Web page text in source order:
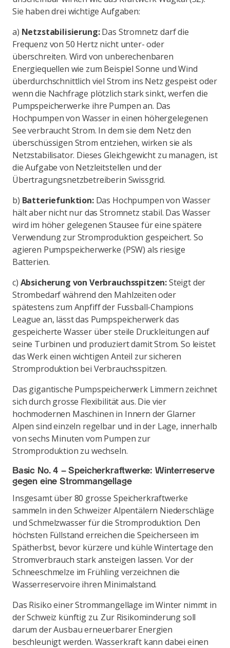
Sie haben drei wichtige Aufgaben:
a) Netzstabilisierung:Das Stromnetz darf die
Frequenz von 50 Hertz nicht unter- oder
überschreiten. Wird von unberechenbaren
Energiequellen wie zum Beispiel Sonne und Wind
überdurchschnittlich viel Strom ins Netz gespeist oder
wenn die Nachfrage plötzlich stark sinkt, werfen die
Pumpspeicherwerke ihre Pumpen an. Das
Hochpumpen von Wasser in einen höhergelegenen
See verbraucht Strom. In dem sie dem Netz den
überschüssigen Strom entziehen, wirken sie als
Netzstabilisator. Dieses Gleichgewicht zu managen, ist
die Aufgabe von Netzleitstellen und der
Übertragungsnetzbetreiberin Swissgrid.
b) Batteriefunktion:Das Hochpumpen von Wasser
hält aber nicht nur das Stromnetz stabil. Das Wasser
wird im höher gelegenen Stausee für eine spätere
Verwendung zur Stromproduktion gespeichert. So
agieren Pumpspeicherwerke (PSW) als riesige
Batterien.
c) Absicherung von Verbrauchsspitzen:Steigt der
Strombedarf während den Mahlzeiten oder
spätestens zum Anpfiff der Fussball-Champions
League an, lässt das Pumpspeicherwerk das
gespeicherte Wasser über steile Druckleitungen auf
seine Turbinen und produziert damit Strom. So leistet
das Werk einen wichtigen Anteil zur sicheren
Stromproduktion bei Verbrauchsspitzen.
Das gigantische Pumpspeicherwerk Limmern zeichnet
sich durch grosse Flexibilität aus. Die vier
hochmodernen Maschinen in Innern der Glarner
Alpen sind einzeln regelbar und in der Lage, innerhalb
von sechs Minuten vom Pumpen zur
Stromproduktion zu wechseln.
Basic No. 4 – Speicherkraftwerke: Winterreserve
gegen eine Strommangellage
Insgesamt über 80 grosse Speicherkraftwerke
sammeln in den Schweizer Alpentälern Niederschläge
und Schmelzwasser für die Stromproduktion. Den
höchsten Füllstand erreichen die Speicherseen im
Spätherbst, bevor kürzere und kühle Wintertage den
Stromverbrauch stark ansteigen lassen. Vor der
Schneeschmelze im Frühling verzeichnen die
Wasserreservoire ihren Minimalstand.
Das Risiko einer Strommangellage im Winter nimmt in
der Schweiz künftig zu. Zur Risikominderung soll
darum der Ausbau erneuerbarer Energien
beschleunigt werden. Wasserkraft kann dabei einen